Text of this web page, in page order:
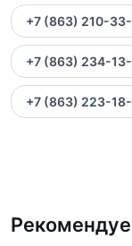
+7 (863) 210-
+7 (863) 234-
+7 (863) 223-